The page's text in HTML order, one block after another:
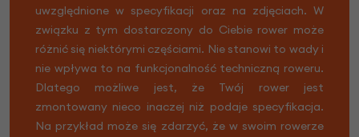
uwzględnione w specyfikacji oraz na zdjęciach. W
związku z tym dostarczony do Ciebie rower może
różnić się niektórymi częściami. Nie stanowi to wady i
nie wpływa to na funkcjonalność techniczną roweru.
Dlatego możliwe jest, że Twój rower jest
zmontowany nieco inaczej niż podaje specyfikacja.
Na przykład może się zdarzyć, że w swoim rowerze